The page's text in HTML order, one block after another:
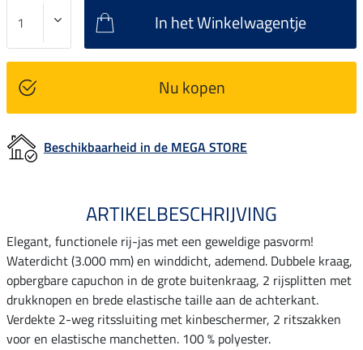
In het Winkelwagentje
Nu kopen
Beschikbaarheid in de MEGA STORE
ARTIKELBESCHRIJVING
Elegant, functionele rij-jas met een geweldige pasvorm!
Waterdicht (3.000 mm) en winddicht, ademend. Dubbele kraag,
opbergbare capuchon in de grote buitenkraag, 2 rijsplitten met
drukknopen en brede elastische taille aan de achterkant.
Verdekte 2-weg ritssluiting met kinbeschermer, 2 ritszakken
voor en elastische manchetten. 100 % polyester.